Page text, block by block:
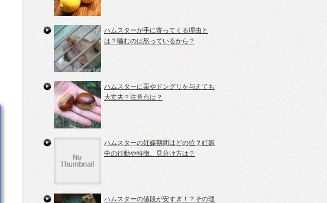
ハムスターが手に寄ってくる理由と
は？噛むのは怒っているから？
ハムスターに栗やドングリを与えても
大丈夫？注意点は？
ハムスターの妊娠期間はどの位？妊娠
中の行動や特徴、見分け方は？
ハムスターの値段が安すぎ！？その理